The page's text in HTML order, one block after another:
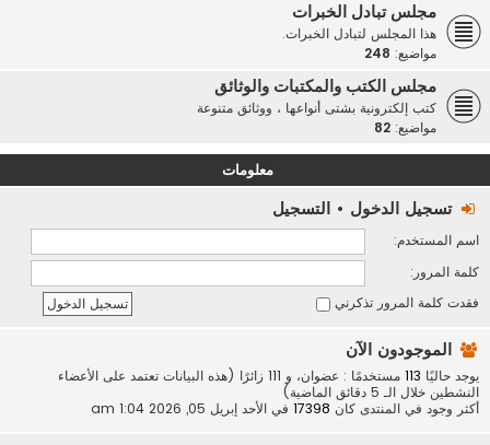
مجلس تبادل الخبرات
هذا المجلس لتبادل الخبرات.
مواضيع: 248
مجلس الكتب والمكتبات والوثائق
كتب إلكترونية بشتى أنواعها ، ووثائق متنوعة
مواضيع: 82
معلومات
تسجيل الدخول • التسجيل
اسم المستخدم:
كلمة المرور:
فقدت كلمة المرور تذكرني
الموجودون الآن
يوجد حاليًا 113
مستخدمًا : عضوان، و 111 زائرًا (هذه البيانات تعتمد على الأعضاء
النشطين خلال الـ 5 دقائق الماضية)
أكثر وجود في المنتدى كان 17398 في الأحد إبريل 05, 2026 1:04 am